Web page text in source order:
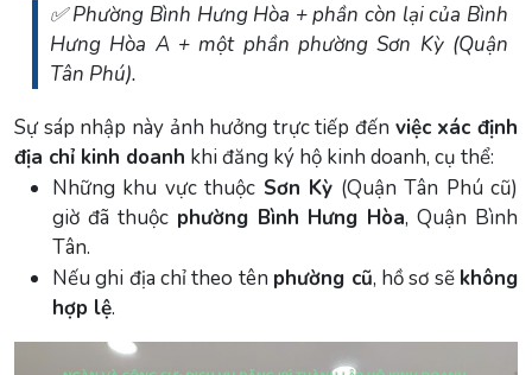
✅Phường Bình Hưng Hòa + phần còn lại của Bình
Hưng Hòa A + một phần phường Sơn Kỳ (Quận
Tân Phú).
Sự sáp nhập này ảnh hưởng trực tiếp đến việc xác định
địa chỉ kinh doanh khi đăng ký hộ kinh doanh, cụ thể:
Những khu vực thuộc Sơn Kỳ (Quận Tân Phú cũ)
giờ đã thuộc phường Bình Hưng Hòa, Quận Bình
Tân.
Nếu ghi địa chỉ theo tên phường cũ, hồ sơ sẽ không
hợp lệ.